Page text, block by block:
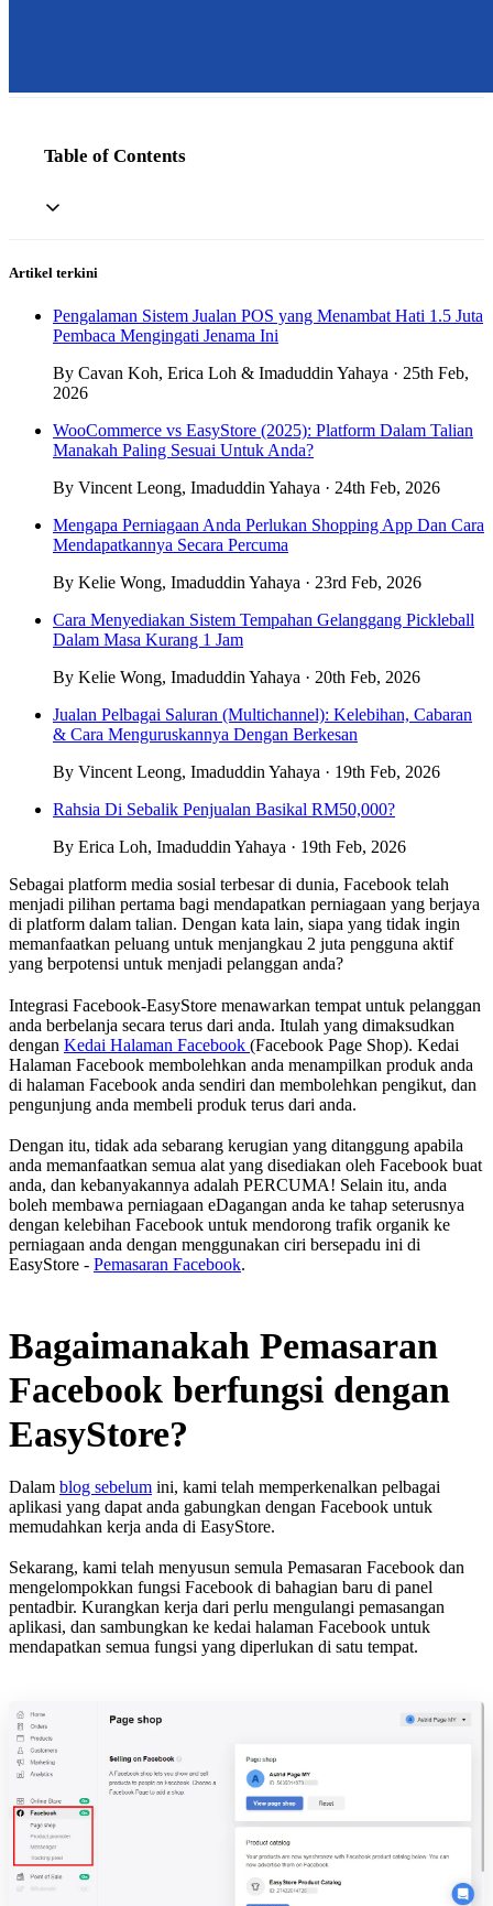
Table of Contents
Artikel terkini
Pengalaman Sistem Jualan POS yang Menambat Hati 1.5 Juta
Pembaca Mengingati Jenama Ini
By Cavan Koh, Erica Loh & Imaduddin Yahaya · 25th Feb,
2026
WooCommerce vs EasyStore (2025): Platform Dalam Talian
Manakah Paling Sesuai Untuk Anda?
By Vincent Leong, Imaduddin Yahaya · 24th Feb, 2026
Mengapa Perniagaan Anda Perlukan Shopping App Dan Cara
Mendapatkannya Secara Percuma
By Kelie Wong, Imaduddin Yahaya · 23rd Feb, 2026
Cara Menyediakan Sistem Tempahan Gelanggang Pickleball
Dalam Masa Kurang 1 Jam
By Kelie Wong, Imaduddin Yahaya · 20th Feb, 2026
Jualan Pelbagai Saluran (Multichannel): Kelebihan, Cabaran
& Cara Menguruskannya Dengan Berkesan
By Vincent Leong, Imaduddin Yahaya · 19th Feb, 2026
Rahsia Di Sebalik Penjualan Basikal RM50,000?
By Erica Loh, Imaduddin Yahaya · 19th Feb, 2026
Sebagai platform media sosial terbesar di dunia, Facebook telah
menjadi pilihan pertama bagi mendapatkan perniagaan yang berjaya
di platform dalam talian. Dengan kata lain, siapa yang tidak ingin
memanfaatkan peluang untuk menjangkau 2 juta pengguna aktif
yang berpotensi untuk menjadi pelanggan anda?
Integrasi Facebook-EasyStore menawarkan tempat untuk pelanggan
anda berbelanja secara terus dari anda. Itulah yang dimaksudkan
dengan Kedai Halaman Facebook (Facebook Page Shop). Kedai
Halaman Facebook membolehkan anda menampilkan produk anda
di halaman Facebook anda sendiri dan membolehkan pengikut, dan
pengunjung anda membeli produk terus dari anda.
Dengan itu, tidak ada sebarang kerugian yang ditanggung apabila
anda memanfaatkan semua alat yang disediakan oleh Facebook buat
anda, dan kebanyakannya adalah PERCUMA! Selain itu, anda
boleh membawa perniagaan eDagangan anda ke tahap seterusnya
dengan kelebihan Facebook untuk mendorong trafik organik ke
perniagaan anda dengan menggunakan ciri bersepadu ini di
EasyStore - Pemasaran Facebook.
Bagaimanakah Pemasaran
Facebook berfungsi dengan
EasyStore?
Dalam blog sebelum ini, kami telah memperkenalkan pelbagai
aplikasi yang dapat anda gabungkan dengan Facebook untuk
memudahkan kerja anda di EasyStore.
Sekarang, kami telah menyusun semula Pemasaran Facebook dan
mengelompokkan fungsi Facebook di bahagian baru di panel
pentadbir. Kurangkan kerja dari perlu mengulangi pemasangan
aplikasi, dan sambungkan ke kedai halaman Facebook untuk
mendapatkan semua fungsi yang diperlukan di satu tempat.